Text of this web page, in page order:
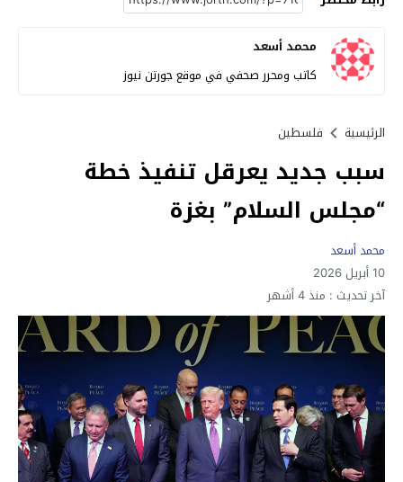
محمد أسعد
كاتب ومحرر صحفي في موقع جورتن نيوز
الرئيسية فلسطين
سبب جديد يعرقل تنفيذ خطة
“مجلس السلام” بغزة
محمد أسعد
10 أبريل 2026
آخر تحديث : منذ 4 أشهر